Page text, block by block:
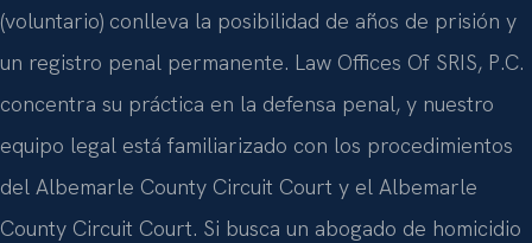
(voluntario) conlleva la posibilidad de años de prisión y
un registro penal permanente. Law Offices Of SRIS, P.C.
concentra su práctica en la defensa penal, y nuestro
equipo legal está familiarizado con los procedimientos
del Albemarle County Circuit Court y el Albemarle
County Circuit Court. Si busca un abogado de homicidio